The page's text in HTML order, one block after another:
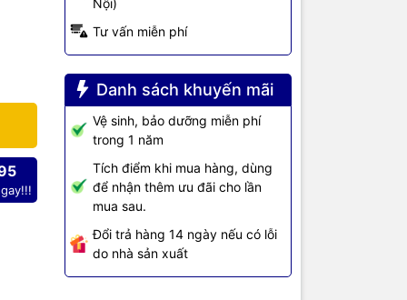
Tư vấn miễn phí
Danh sách khuyến mãi
Vệ sinh, bảo dưỡng miễn phí
trong 1 năm
Tích điểm khi mua hàng, dùng
để nhận thêm ưu đãi cho lần
mua sau.
Đổi trả hàng 14 ngày nếu có lỗi
do nhà sản xuất
sản
Cat6: lên
bảo vệ
va